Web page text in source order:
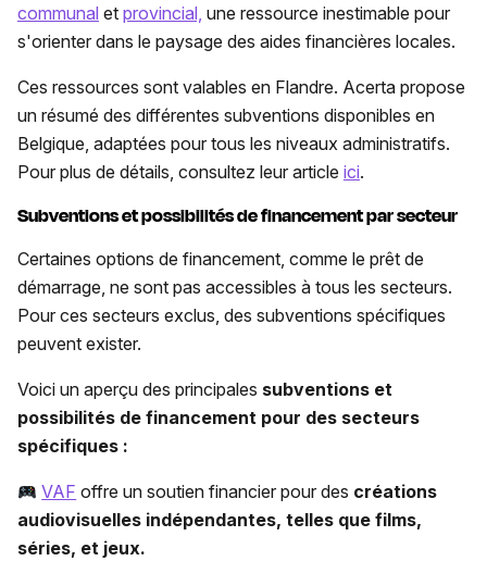
communal et provincial, une ressource inestimable pour
s'orienter dans le paysage des aides financières locales.
Ces ressources sont valables en Flandre. Acerta propose
un résumé des différentes subventions disponibles en
Belgique, adaptées pour tous les niveaux administratifs.
Pour plus de détails, consultez leur article ici.
Subventions et possibilités de financement par secteur
Certaines options de financement, comme le prêt de
démarrage, ne sont pas accessibles à tous les secteurs.
Pour ces secteurs exclus, des subventions spécifiques
peuvent exister.
Voici un aperçu des principales subventions et
possibilités de financement pour des secteurs
spécifiques :
VAF offre un soutien financier pour des créations
audiovisuelles indépendantes, telles que films,
séries, et jeux.